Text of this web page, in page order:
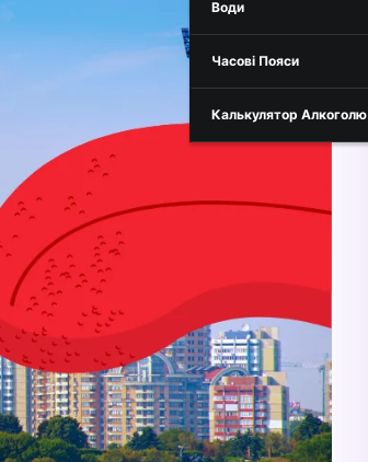
Води
Часові Пояси
Калькулятор Алкоголю